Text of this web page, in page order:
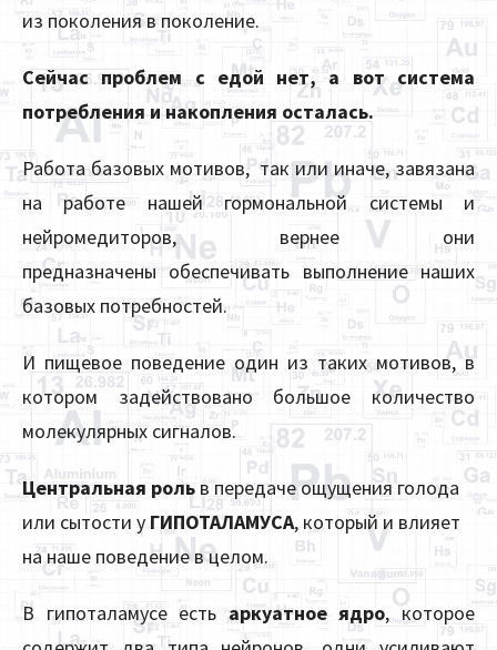
из поколения в поколение.
Сейчас проблем с едой нет, а вот система
потребления и накопления осталась.
Работа базовых мотивов, так или иначе, завязана
на работе нашей гормональной системы и
нейромедиторов, вернее они
предназначены обеспечивать выполнение наших
базовых потребностей.
И пищевое поведение один из таких мотивов, в
котором задействовано большое количество
молекулярных сигналов.
Центральная роль в передаче ощущения голода
или сытости у ГИПОТАЛАМУСА, который и влияет
на наше поведение в целом.
В гипоталамусе естьаркуатное ядро, которое